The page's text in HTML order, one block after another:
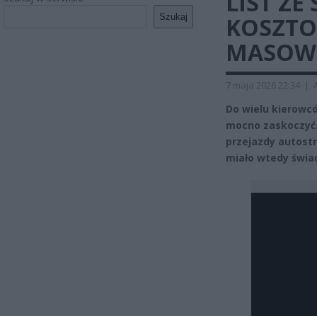
Szukaj
7 maja 2026 22:34 |
Do wielu
mocno
przejazdy
miało wtedy